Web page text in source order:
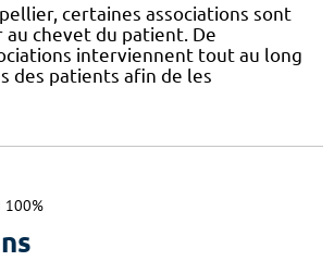
certaines associations sont
au chevet du patient. De
interviennent tout au long
des patients afin de les
100%